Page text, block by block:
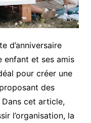
d’anniversaire
enfant et ses amis
pour créer une
des
cet article,
l’organisation, la